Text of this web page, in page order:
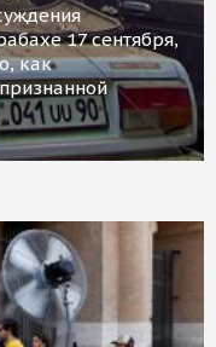
17 сентября,
как